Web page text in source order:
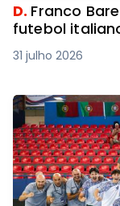
D. Franco
futebol
31 julho 2026